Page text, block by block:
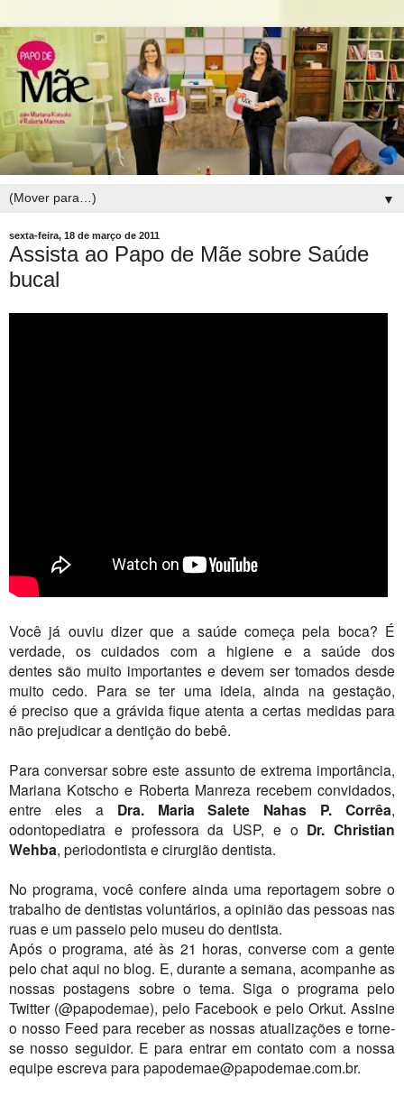
▼
sexta-feira, 18 de março de 2011
Assista ao Papo de Mãe sobre Saúde
bucal
Você já ouviu dizer que a saúde começa pela boca? É
verdade, os cuidados com a higiene e a saúde dos
dentes são muito importantes e devem ser tomados desde
muito cedo. Para se ter uma ideia, ainda na gestação,
é preciso que a grávida fique atenta a certas medidas para
não prejudicar a dentição do bebê.
Para conversar sobre este assunto de extrema importância,
Mariana Kotscho e Roberta Manreza recebem convidados,
entre eles aDra. Maria Salete Nahas P. Corrêa,
odontopediatra e professora da USP, e o Dr. Christian
Wehba, periodontista e cirurgião dentista.
No programa, você confere ainda uma reportagem sobre o
trabalho de dentistas voluntários, a opinião das pessoas nas
ruas e um passeio pelo museu do dentista.
Após o programa, até às 21 horas, converse com a gente
pelo chat aqui no blog. E, durante a semana, acompanhe as
nossas postagens sobre o tema. Siga o programa pelo
Twitter (@papodemae), pelo Facebook e pelo Orkut. Assine
o nosso Feed para receber as nossas atualizações e torne-
se nosso seguidor. E para entrar em contato com a nossa
equipe escreva para papodemae@papodemae.com.br.